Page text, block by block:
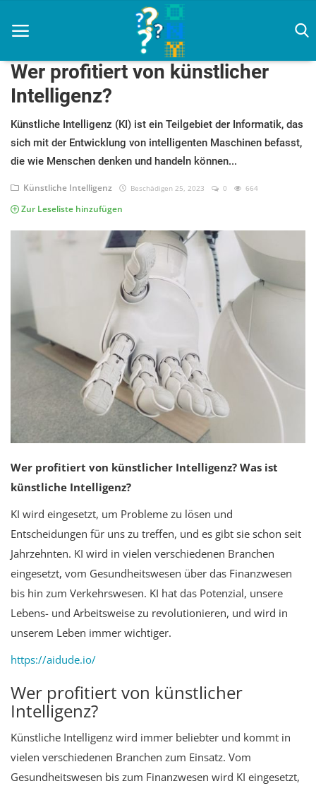
Zuhause
Amazon
Filmkritiken
Nachrichten
Schwangerschaft
Anmeldung
German
Wer profitiert von künstlicher
Intelligenz?
Künstliche Intelligenz (KI) ist ein Teilgebiet der Informatik, das
sich mit der Entwicklung von intelligenten Maschinen befasst,
die wie Menschen denken und handeln können...
Künstliche Intelligenz Beschädigen 25, 2023 0 664
Zur Leseliste hinzufügen
Wer profitiert von künstlicher Intelligenz? Was ist
künstliche Intelligenz?
KI wird eingesetzt, um Probleme zu lösen und
Entscheidungen für uns zu treffen, und es gibt sie schon seit
Jahrzehnten. KI wird in vielen verschiedenen Branchen
eingesetzt, vom Gesundheitswesen über das Finanzwesen
bis hin zum Verkehrswesen. KI hat das Potenzial, unsere
Lebens- und Arbeitsweise zu revolutionieren, und wird in
unserem Leben immer wichtiger.
https://aidude.io/
Wer profitiert von künstlicher
Intelligenz?
Künstliche Intelligenz wird immer beliebter und kommt in
vielen verschiedenen Branchen zum Einsatz. Vom
Gesundheitswesen bis zum Finanzwesen wird KI eingesetzt,